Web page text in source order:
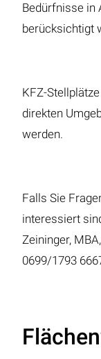
Bedürfnisse in
berücksichtigt
KFZ-
direkten
werden.
Falls Sie
interessiert
Zeininger,
0699/1793